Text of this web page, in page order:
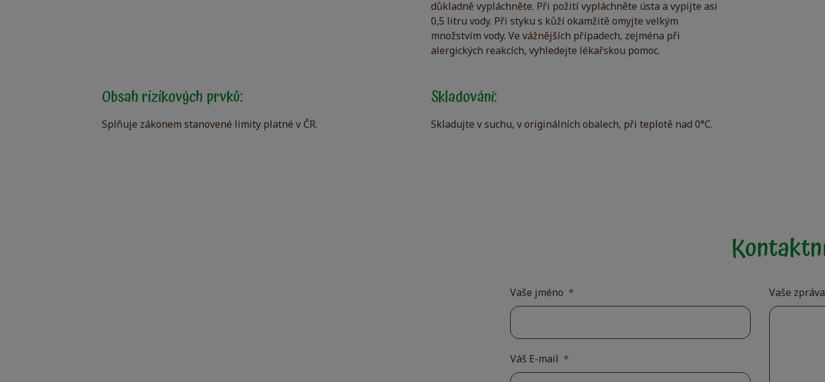
důkladně vypláchněte. Při požití vypláchněte ústa a vypijte asi
0,5 litru vody. Při styku s kůží okamžitě omyjte velkým
množstvím vody. Ve vážnějších případech, zejména při
alergických reakcích, vyhledejte lékařskou pomoc.
Obsah rizikových prvků:
Splňuje zákonem stanovené limity platné v ČR.
Skladování:
Skladujte v suchu, v originálních obalech, při teplotě nad 0°C.
Vaše jméno *
Váš E-mail *
Vaše